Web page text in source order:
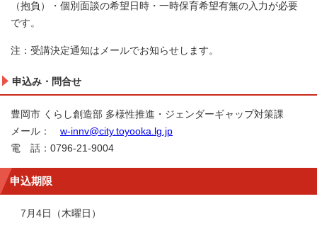
（抱負）・個別面談の希望日時・一時保育希望有無の入力が必要
です。
注：受講決定通知はメールでお知らせします。
申込み・問合せ
豊岡市 くらし創造部 多様性推進・ジェンダーギャップ対策課
メール： w-innv@city.toyooka.lg.jp
電 話：0796-21-9004
申込期限
7月4日（木曜日）